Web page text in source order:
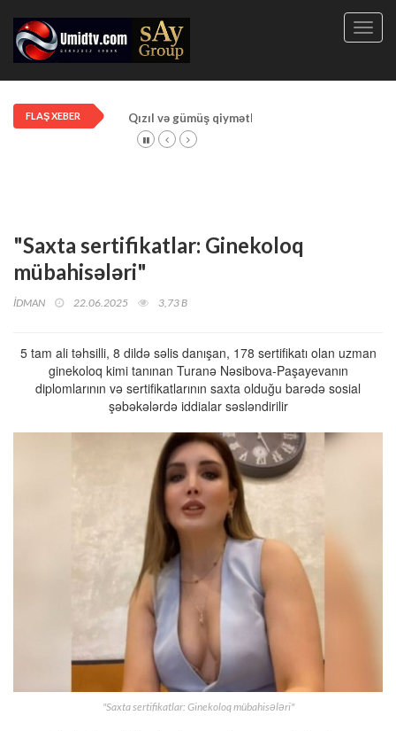
FLAŞ XEBER Qızıl və gümüş qiymətləri artdı!
"Saxta sertifikatlar: Ginekoloq
mübahisələri"
İDMAN 22.06.2025 3,73 B
5 tam ali təhsilli, 8 dildə səlis danışan, 178 sertifikatı olan uzman
ginekoloq kimi tanınan Turanə Nəsibova-Paşayevanın
diplomlarının və sertifikatlarının saxta olduğu barədə sosial
şəbəkələrdə iddialar səsləndirilir
"Saxta sertifikatlar: Ginekoloq mübahisələri"